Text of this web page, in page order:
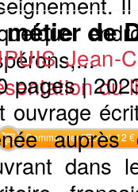
du
Commander l'Ebook 12 €
métier de
Jean-
pages|
ouvrage
auprès
dans